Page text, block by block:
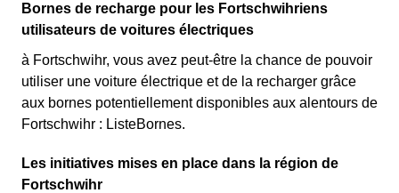
Bornes de recharge pour les Fortschwihriens
utilisateurs de voitures électriques
à Fortschwihr, vous avez peut-être la chance de pouvoir
utiliser une voiture électrique et de la recharger grâce
aux bornes potentiellement disponibles aux alentours de
Fortschwihr : ListeBornes.
Les initiatives mises en place dans la région de
Fortschwihr